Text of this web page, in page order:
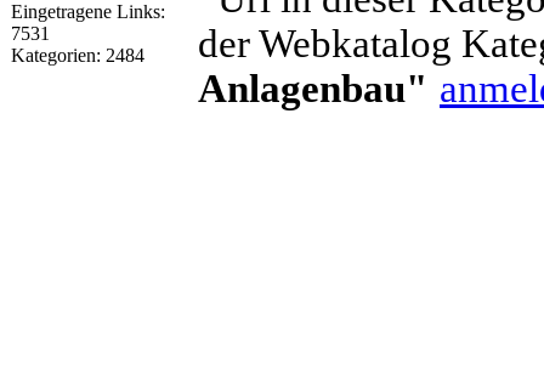
Eingetragene Links:
7531
Kategorien: 2484
der Webkatalog
Anlagenbau"